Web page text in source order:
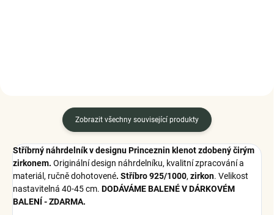
Zobrazit všechny související produkty
Stříbrný náhrdelník v designu Princeznin klenot zdobený čirým
zirkonem. Originální design náhrdelníku, kvalitní zpracování a
materiál, ručně dohotovené. Stříbro 925/1000, zirkon. Velikost
nastavitelná 40-45 cm. DODÁVÁME BALENÉ V DÁRKOVÉM
BALENÍ - ZDARMA.